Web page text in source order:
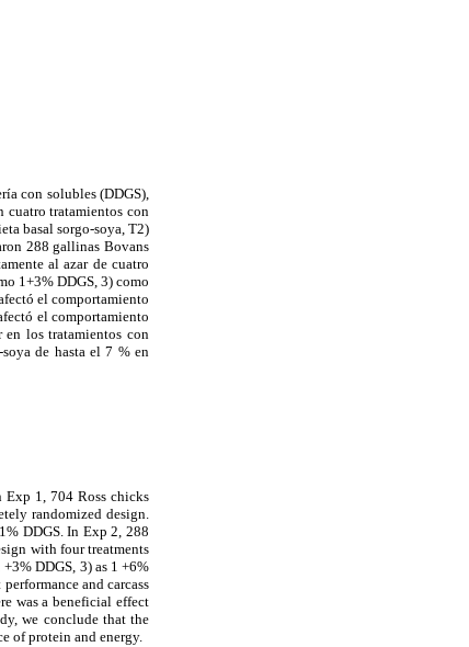
con solubles (DDGS),
cuatro tratamientos con
basal sorgo-soya, T2)
288 gallinas Bovans
al azar de cuatro
1+3% DDGS, 3) como
el comportamiento
el comportamiento
los tratamientos con
de hasta el 7 % en
Exp 1, 704 Ross chicks
randomized design.
DDGS. In Exp 2, 288
with four treatments
DDGS, 3) as 1 +6%
and carcass
was a beneficial effect
we conclude that the
of protein and energy.